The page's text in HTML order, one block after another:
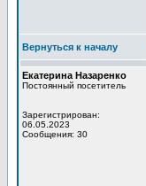
Вернуться к началу
Екатерина Назаренко
Постоянный посетитель
Зарегистрирован:
06.05.2023
Сообщения: 30